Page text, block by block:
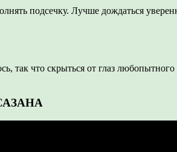
подсечку. Лучше дождаться
так что скрыться от глаз